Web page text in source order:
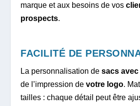
marque et aux besoins de vos
prospects.
FACILITÉ DE
La personnalisation desacs
de l’impression devotre logo.
tailles : chaque détail peut être